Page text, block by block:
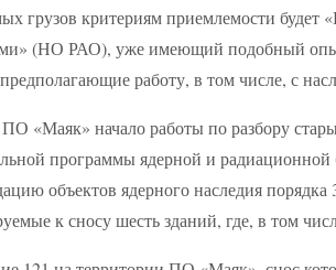
грузов критериям приемлемости
(НО РАО), уже имеющий подобный
работу, в том числе, с
«Маяк» начало работы по разбору
программы ядерной и радиационной
объектов ядерного наследия
к сносу шесть зданий, где, в том